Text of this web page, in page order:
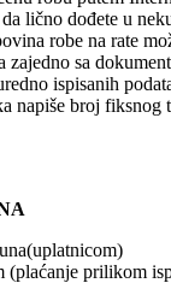
lično dođete u
robe na rate
zajedno sa
ispisanih
napiše broj fiksnog
(plaćanje prilikom